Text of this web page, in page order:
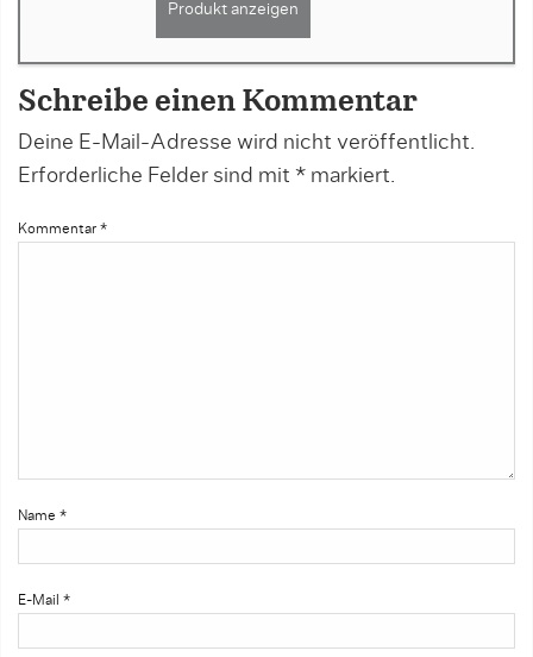
Produkt anzeigen
Schreibe einen Kommentar
Deine E-Mail-Adresse wird nicht veröffentlicht.
Erforderliche Felder sind mit * markiert.
Kommentar *
Name *
E-Mail *